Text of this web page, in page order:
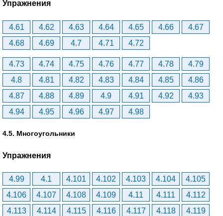
Упражнения
4.61 4.62 4.63 4.64 4.65 4.66
4.67
4.68
4.69 4.7 4.71 4.72
4.73 4.74 4.75 4.76 4.77 4.78
4.79
4.8
4.81 4.82 4.83 4.84 4.85
4.86
4.87
4.88 4.89 4.9 4.91 4.92
4.93
4.94
4.95 4.96 4.97 4.98
4.5. Многоугольники
Упражнения
4.99 4.1 4.101 4.102 4.103 4.104
4.105
4.106
4.107 4.108 4.109 4.11 4.111
4.112
4.113
4.114 4.115 4.116 4.117 4.118
4.119